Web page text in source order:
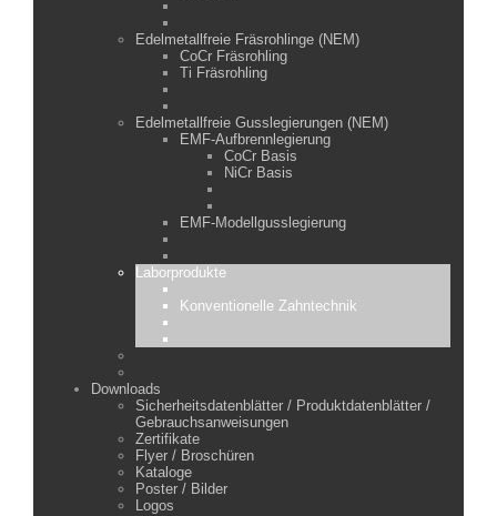
Edelmetallfreie Fräsrohlinge (NEM)
CoCr Fräsrohling
Ti Fräsrohling
Edelmetallfreie Gusslegierungen (NEM)
EMF-Aufbrennlegierung
CoCr Basis
NiCr Basis
EMF-Modellgusslegierung
Laborprodukte
Konventionelle Zahntechnik
Downloads
Sicherheitsdatenblätter / Produktdatenblätter /
Gebrauchsanweisungen
Zertifikate
Flyer / Broschüren
Kataloge
Poster / Bilder
Logos